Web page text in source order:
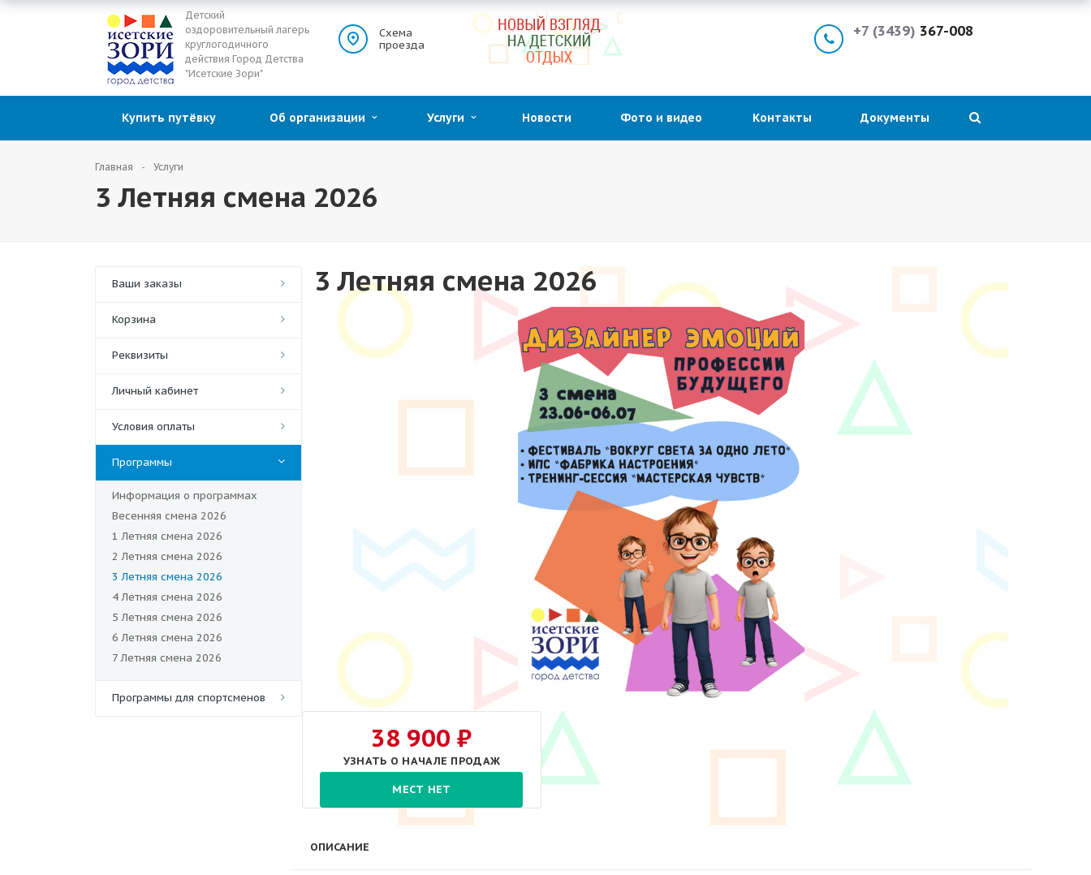
Детский
оздоровительный лагерь
круглогодичного
действия Город Детства
"Исетские Зори"
Схема
проезда
+7 (3439) 367-008
Купить путёвку Об организации Услуги Новости Фото и видео Контакты Документы
Главная Услуги
3 Летняя смена 2026
Ваши заказы
Корзина
Реквизиты
Личный кабинет
Условия оплаты
Программы
Информация о программах
Весенняя смена 2026
1 Летняя смена 2026
2 Летняя смена 2026
3 Летняя смена 2026
4 Летняя смена 2026
5 Летняя смена 2026
6 Летняя смена 2026
7 Летняя смена 2026
Программы для спортсменов
3 Летняя смена 2026
38 900 ₽
УЗНАТЬ О НАЧАЛЕ ПРОДАЖ
МЕСТ НЕТ
ОПИСАНИЕ